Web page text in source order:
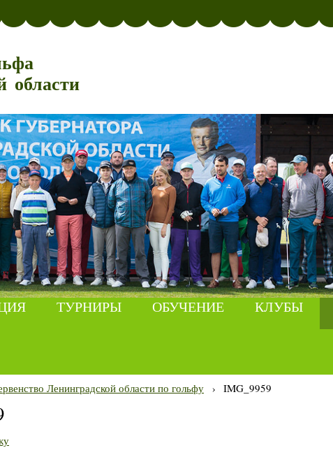
области
ТУРНИРЫ ОБУЧЕНИЕ КЛУБЫ
Ленинградской области по гольфу › IMG_9959